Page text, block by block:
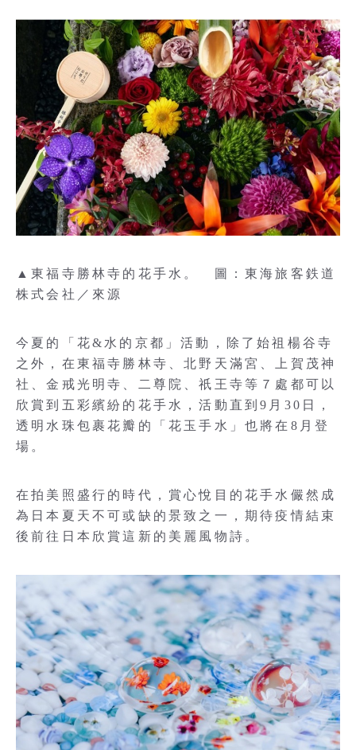
▲東福寺勝林寺的花手水。 圖：東海旅客鉄道
株式会社／來源
今夏的「花&水的京都」活動，除了始祖楊谷寺
之外，在東福寺勝林寺、北野天滿宮、上賀茂神
社、金戒光明寺、二尊院、祇王寺等７處都可以
欣賞到五彩繽紛的花手水，活動直到9月30日，
透明水珠包裹花瓣的「花玉手水」也將在8月登
場。
在拍美照盛行的時代，賞心悅目的花手水儼然成
為日本夏天不可或缺的景致之一，期待疫情結束
後前往日本欣賞這新的美麗風物詩。